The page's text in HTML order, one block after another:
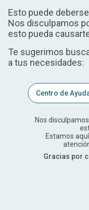
Esto puede
Nos disculpamos
esto pueda
Te sugerimos
a tus necesidades:
Centro de
Nos
Estamos
Gracias por